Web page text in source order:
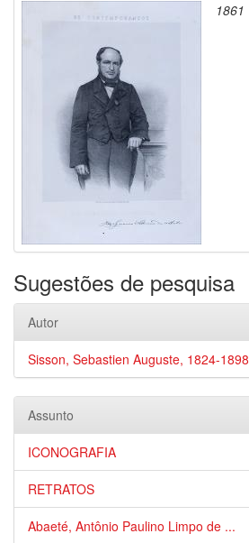
1861
Sugestões de pesquisa
Autor
Sisson, Sebastien Auguste, 1824-1898
Assunto
ICONOGRAFIA
RETRATOS
Abaeté, Antônio Paulino Limpo de ...